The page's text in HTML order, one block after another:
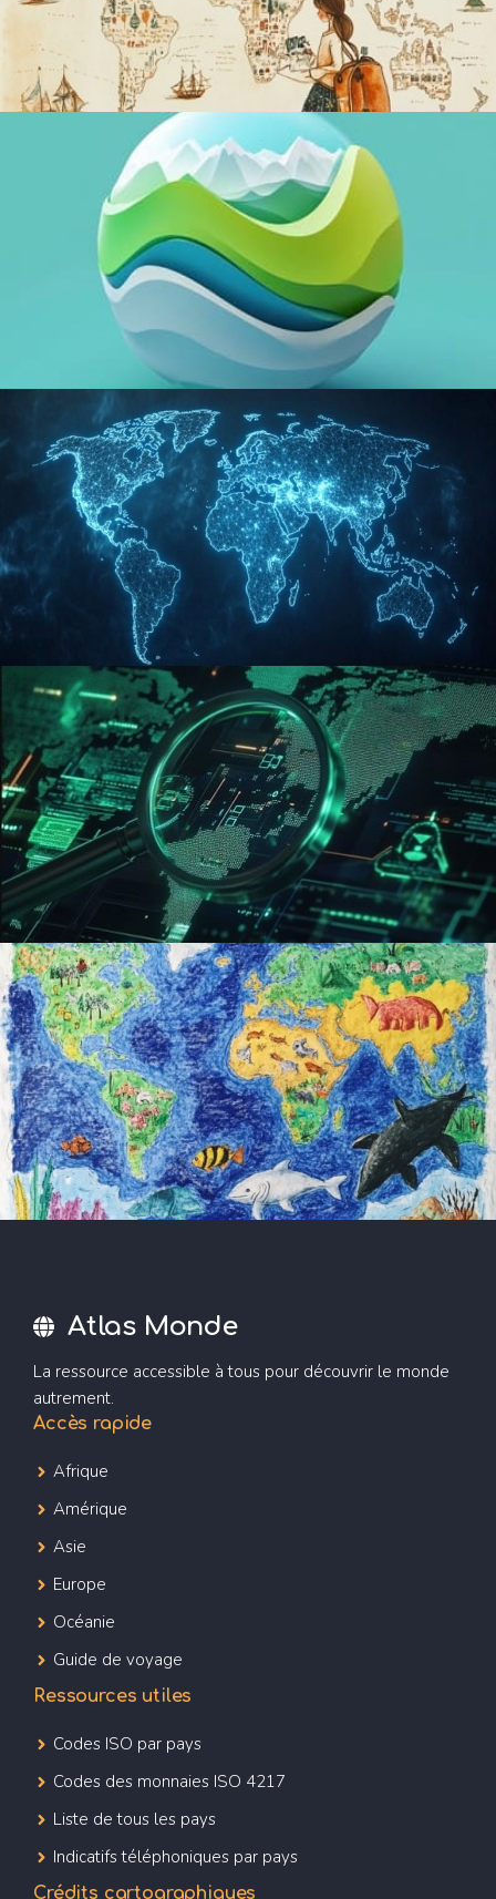
Atlas Monde
La ressource accessible à tous pour découvrir le monde
autrement.
Accès rapide
Afrique
Amérique
Asie
Europe
Océanie
Guide de voyage
Ressources utiles
Codes ISO par pays
Codes des monnaies ISO 4217
Liste de tous les pays
Indicatifs téléphoniques par pays
Crédits cartographiques